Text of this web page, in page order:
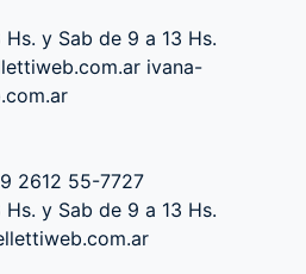
y Sab de 9 a 13 Hs.
ivana-
2612 55-7727
y Sab de 9 a 13 Hs.